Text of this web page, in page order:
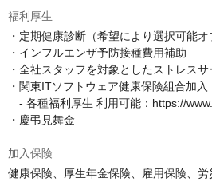
福利厚生
・定期健康診断（希望により選択可能オ
・インフルエンザ予防接種費用補助
・全社スタッフを対象としたストレス
・関東ITソフトウェア健康保険組合加入
- 各種福利厚生 利用可能：https://
・慶弔見舞金
加入保険
健康保険、厚生年金保険、雇用保険、